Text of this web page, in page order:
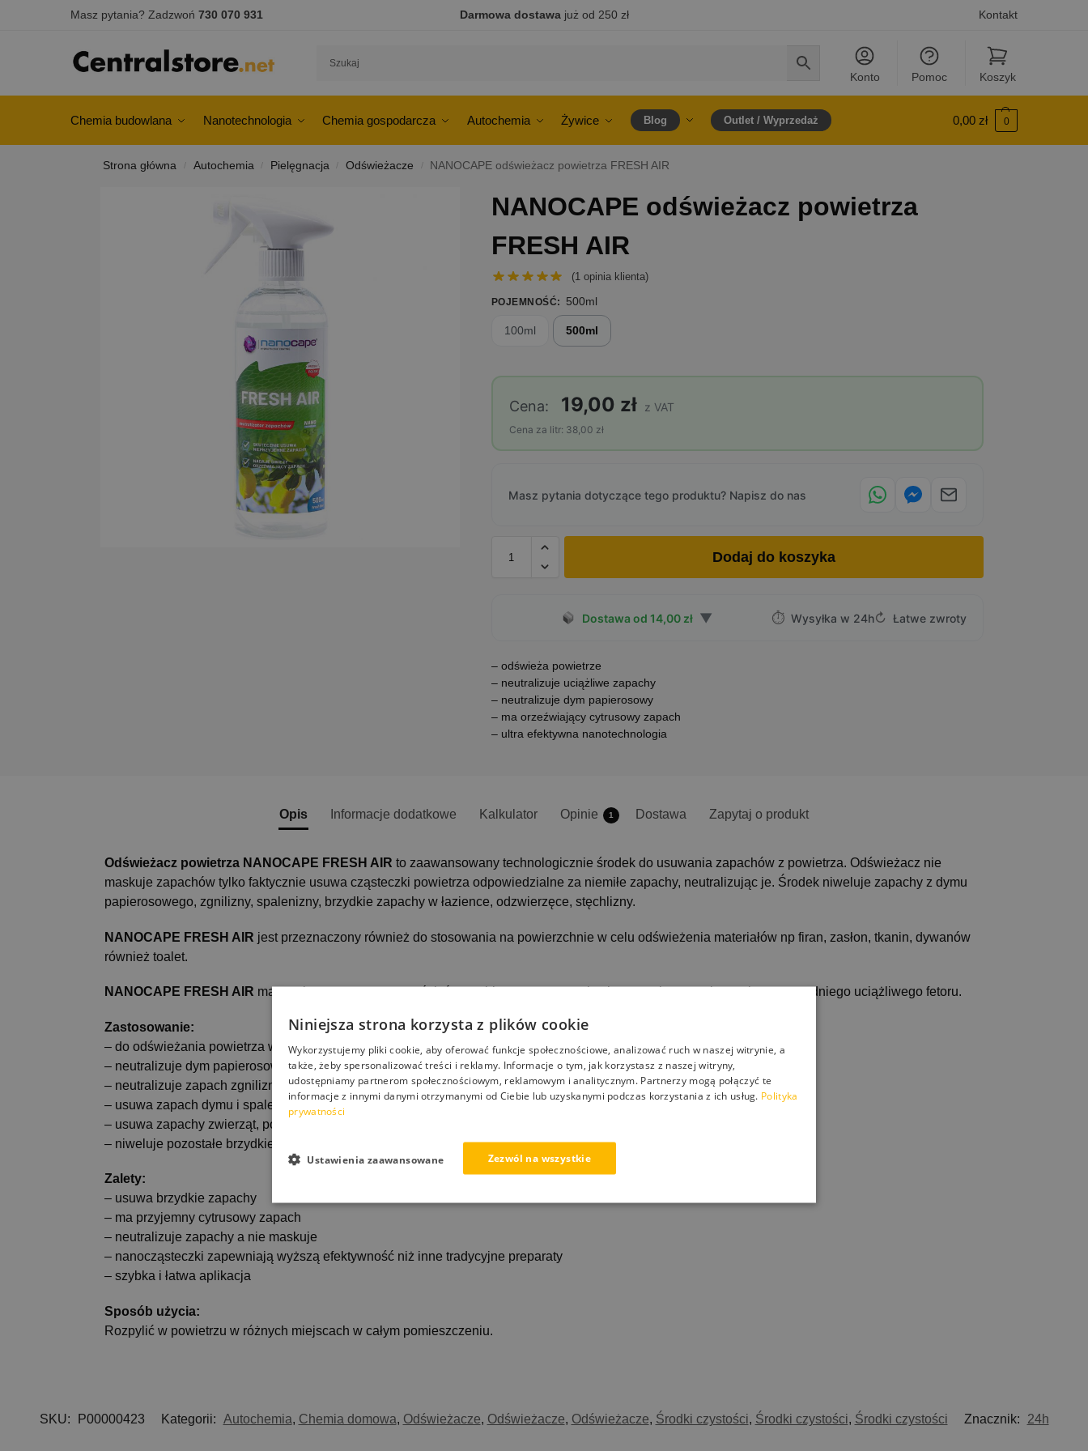
Masz pytania? Zadzwoń 730 070 931 Darmowa dostawajuż od 250 zł Kontakt
Konto Pomoc Koszyk
Chemia budowlana Nanotechnologia Chemia gospodarcza Autochemia Żywice Blog Outlet / Wyprzedaż 0,00 zł 0
Strona główna / Autochemia / Pielęgnacja / Odświeżacze / NANOCAPE odświeżacz powietrza FRESH AIR
NANOCAPE odświeżacz powietrza
FRESH AIR
(1 opinia klienta)
POJEMNOŚĆ: 500ml
100ml 500ml
Cena: 19,00 zł z VAT
Cena za litr: 38,00 zł
Masz pytania dotyczące tego produktu? Napisz do nas
Dodaj do koszyka
Dostawa od 14,00 zł ▼ ⏱ Wysyłka w 24h↻ Łatwe zwroty
– odświeża powietrze
– neutralizuje uciążliwe zapachy
– neutralizuje dym papierosowy
– ma orzeźwiający cytrusowy zapach
– ultra efektywna nanotechnologia
Opis Informacje dodatkowe Kalkulator Opinie 1 Dostawa Zapytaj o produkt
Odświeżacz powietrza NANOCAPE FRESH AIR to zaawansowany technologicznie środek do usuwania zapachów z powietrza. Odświeżacz nie
maskuje zapachów tylko faktycznie usuwa cząsteczki powietrza odpowiedzialne za niemiłe zapachy, neutralizując je. Środek niweluje zapachy z dymu
papierosowego, zgnilizny, spalenizny, brzydkie zapachy w łazience, odzwierzęce, stęchlizny.
NANOCAPE FRESH AIR jest przeznaczony również do stosowania na powierzchnie w celu odświeżenia materiałów np firan, zasłon, tkanin, dywanów
również toalet.
NANOCAPE FRESH AIR ma przyjemna cytrusową woń, która szybko rozprzestrzenia się w pomieszczeniu zamiast poprzedniego uciążliwego fetoru.
Zastosowanie:
– do odświeżania powietrza w pomieszczeniach
– neutralizuje dym papierosowy
– neutralizuje zapach zgnilizny
– usuwa zapach dymu i spalenizny
– usuwa zapachy zwierząt, potu
– niweluje pozostałe brzydkie zapachy
Zalety:
– usuwa brzydkie zapachy
– ma przyjemny cytrusowy zapach
– neutralizuje zapachy a nie maskuje
– nanocząsteczki zapewniają wyższą efektywność niż inne tradycyjne preparaty
– szybka i łatwa aplikacja
Sposób użycia:
Rozpylić w powietrzu w różnych miejscach w całym pomieszczeniu.
SKU: P00000423 Kategorii: Autochemia, Chemia domowa, Odświeżacze, Odświeżacze, Odświeżacze, Środki czystości, Środki czystości, Środki czystości Znacznik: 24h
Niniejsza strona korzysta z plików cookie
Wykorzystujemy pliki cookie, aby oferować funkcje społecznościowe, analizować ruch w naszej witrynie, a
także, żeby spersonalizować treści i reklamy. Informacje o tym, jak korzystasz z naszej witryny,
udostępniamy partnerom społecznościowym, reklamowym i analitycznym. Partnerzy mogą połączyć te
informacje z innymi danymi otrzymanymi od Ciebie lub uzyskanymi podczas korzystania z ich usług. Polityka
prywatności
Zezwól na wszystkie
Ustawienia zaawansowane